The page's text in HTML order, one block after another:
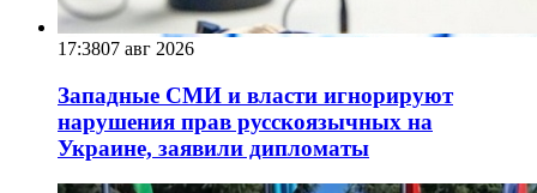
17:3807 авг 2026
Западные СМИ и власти игнорируют
нарушения прав русскоязычных на
Украине, заявили дипломаты